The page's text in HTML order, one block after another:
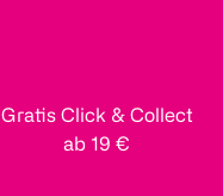
Gratis Click & Collect
ab 19 €